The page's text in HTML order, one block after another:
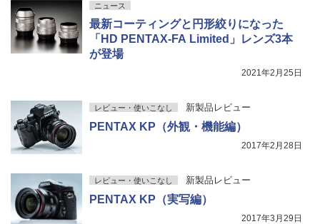
ニュース
最新コーティングと円形絞りになった
「HD PENTAX-FA Limited」レンズ3本
が登場
2021年2月25日
レビュー・使いこなし 新製品レビュー
PENTAX KP（外観・機能編）
2017年2月28日
レビュー・使いこなし 新製品レビュー
PENTAX KP（実写編）
2017年3月29日